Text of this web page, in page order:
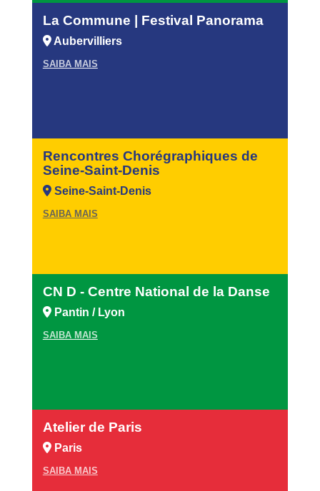
La Commune | Festival Panorama
Aubervilliers
SAIBA MAIS
Rencontres Chorégraphiques de
Seine-Saint-Denis
Seine-Saint-Denis
SAIBA MAIS
CN D - Centre National de la Danse
Pantin / Lyon
SAIBA MAIS
Atelier de Paris
Paris
SAIBA MAIS